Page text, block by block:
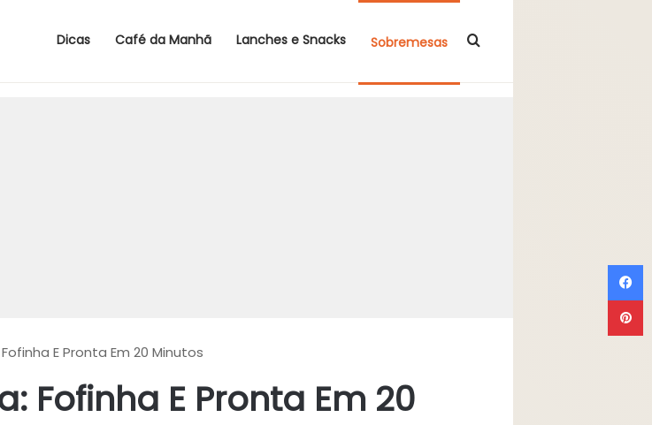
Dicas Café da Manhã Lanches e Snacks Sobremesas Procurar por
E Pronta Em 20 Minutos
Fofinha E Pronta Em 20